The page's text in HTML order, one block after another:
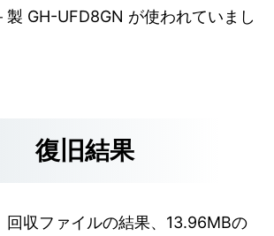
製 GH-UFD8GN が使われていまし
復旧結果
回収ファイルの結果、13.96MBの